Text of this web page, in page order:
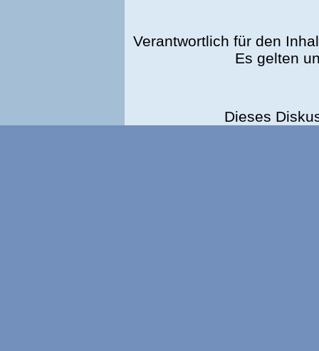
Verantwortlich für den
Es gelten
Dieses